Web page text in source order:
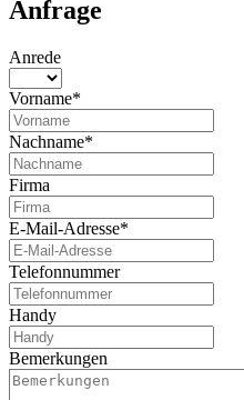
Anfrage
Anrede
Vorname*
Nachname*
Firma
E-Mail-Adresse*
Telefonnummer
Handy
Bemerkungen